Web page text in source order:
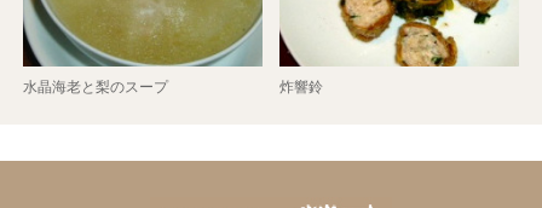
水晶海老と梨のスープ 炸響鈴